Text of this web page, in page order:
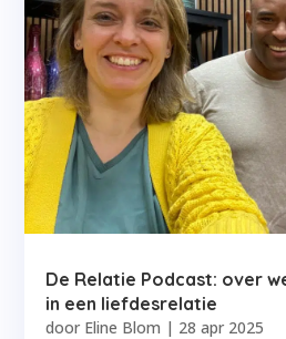
De Relatie Podcast: over
in een liefdesrelatie
door Eline Blom | 28 apr 2025